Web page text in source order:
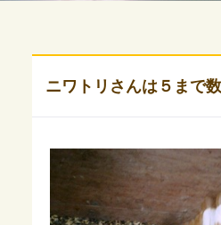
ニワトリさんは５まで